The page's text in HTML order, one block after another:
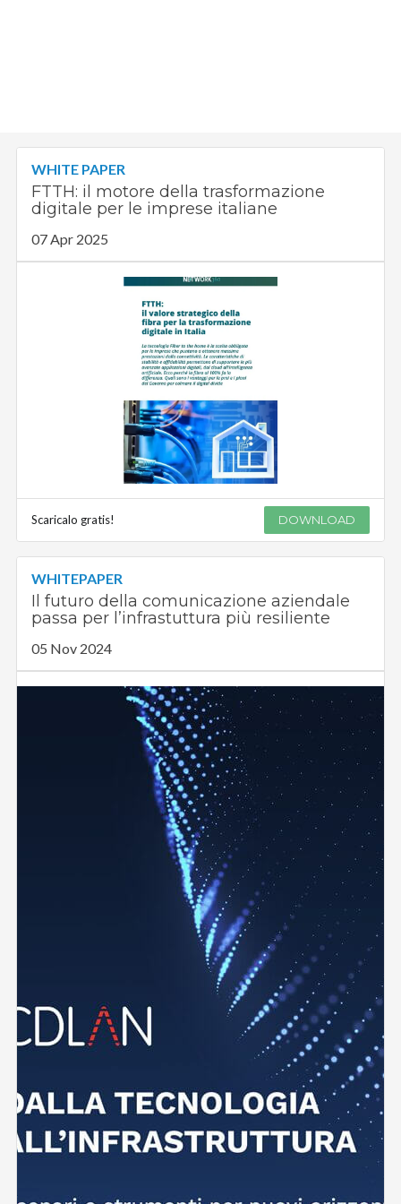
WHITE PAPER
FTTH: il motore della trasformazione
digitale per le imprese italiane
07 Apr 2025
Scaricalo gratis! DOWNLOAD
WHITEPAPER
Il futuro della comunicazione aziendale
passa per l’infrastuttura più resiliente
05 Nov 2024